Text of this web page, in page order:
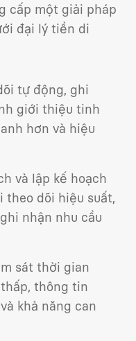
cấp một giải pháp
đại lý tiền di
tự động, ghi
giới thiệu tinh
hơn và hiệu
và lập kế hoạch
theo dõi hiệu suất,
nhận nhu cầu
sát thời gian
thông tin
khả năng can